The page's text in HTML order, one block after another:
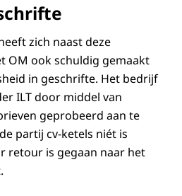
zich naast deze
OM ook schuldig gemaakt
in geschrifte. Het bedrijf
ILT door middel van
geprobeerd aan te
partij cv-ketels niét is
retour is gegaan naar het